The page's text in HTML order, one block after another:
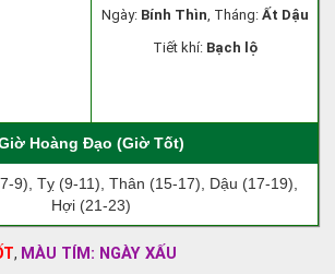
Ngày: Bính Thìn, Tháng: Ất Dậu
Tiết khí: Bạch lộ
Hoàng Đạo (Giờ Tốt)
9), Tỵ (9-11), Thân (15-17), Dậu (17-19),
Hợi (21-23)
, MÀU TÍM: NGÀY XẤU